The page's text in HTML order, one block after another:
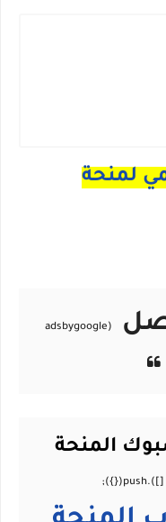
لمنحة
المنحة